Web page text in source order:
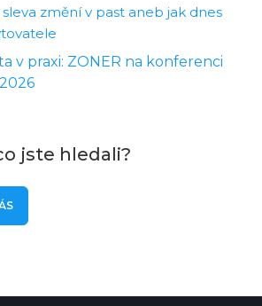
změní v past aneb jak dnes
v praxi: ZONER na konferenci
jste hledali?